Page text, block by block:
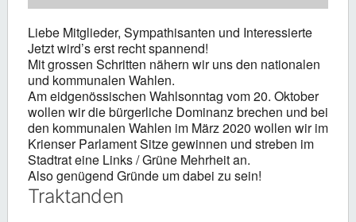
Liebe Mitglieder, Sympathisanten und Interessierte
Jetzt wird’s erst recht spannend!
Mit grossen Schritten nähern wir uns den nationalen
und kommunalen Wahlen.
Am eidgenössischen Wahlsonntag vom 20. Oktober
wollen wir die bürgerliche Dominanz brechen und bei
den kommunalen Wahlen im März 2020 wollen wir im
Krienser Parlament Sitze gewinnen und streben im
Stadtrat eine Links / Grüne Mehrheit an.
Also genügend Gründe um dabei zu sein!
Traktanden